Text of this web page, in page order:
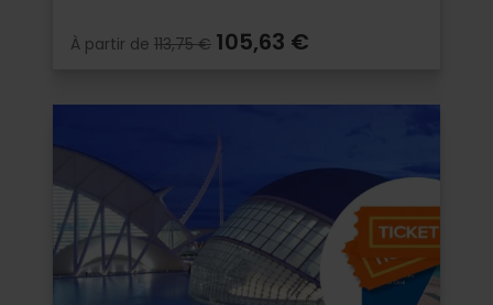
À partir de 113,75 € 105,63 €